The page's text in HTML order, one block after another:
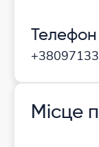
Телефон
Місце